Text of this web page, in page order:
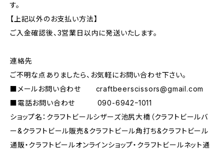
す。
【上記以外のお支払い方法】
ご入金確認後、3営業日以内に発送いたします。
連絡先
ご不明な点ありましたら、お気軽にお問い合わせ下さい。
■メールお問い合わせ craftbeerscissors@gmail.com
■電話お問い合わせ 090-6942ｰ1011
ショップ名：クラフトビールシザーズ池尻大橋（クラフトビールバ
ー&クラフトビール販売&クラフトビール角打ち&クラフトビール
通販・クラフトビールオンラインショップ・クラフトビールネット通